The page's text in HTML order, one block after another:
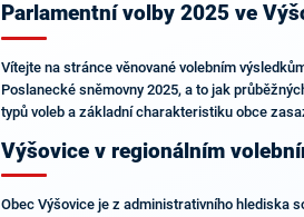
Parlamentní volby 2025 ve
Vítejte na stránce věnované volebním
Poslanecké sněmovny 2025, a to jak
typů voleb a základní charakteristiku obce
Výšovice v regionálním
Obec Výšovice je z administrativního hlediska